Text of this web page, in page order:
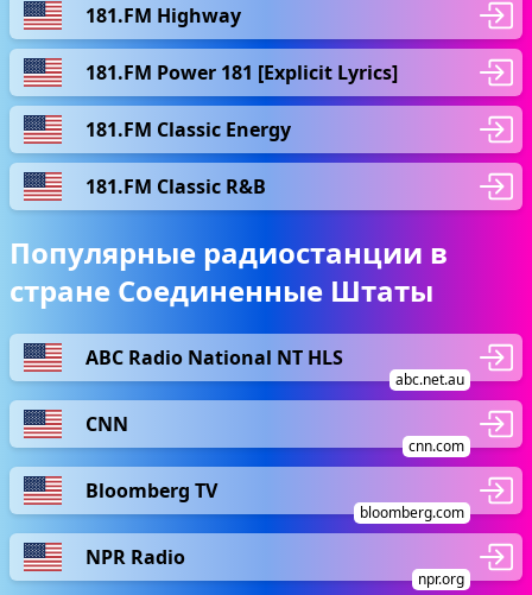
181.FM Highway
181.FM Power 181 [Explicit Lyrics]
181.FM Classic Energy
181.FM Classic R&B
Популярные радиостанции в
стране Соединенные Штаты
ABC Radio National NT HLS
abc.net.au
CNN
cnn.com
Bloomberg TV
bloomberg.com
NPR Radio
npr.org